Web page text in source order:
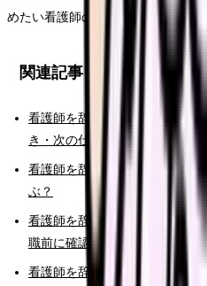
めたい看護師のFAQ50時こそ、原
関連記事
看護師を辞めたい時の完全ガ
き・次の仕事まで整理
看護師を辞めたい時の判断基
ぶ？
看護師を辞めたいけどお金が
職前に確認すること
看護師を辞めたいと強く思っ